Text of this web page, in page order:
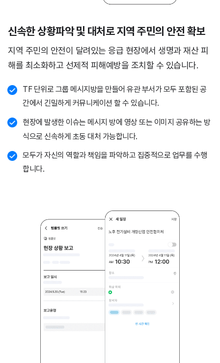
신속한 상황파악 및 대처로 지역 주민의 안전 확보
지역 주민의 안전이 달려있는 응급 현장에서 생명과 재산 피
해를 최소화하고 선제적 피해예방을 조치할 수 있습니다.
TF 단위로 그룹 메시지방을 만들어 유관 부서가 모두 포함된 공
간에서 긴밀하게 커뮤니케이션 할 수 있습니다.
현장에 발생한 이슈는 메시지 방에 영상 또는 이미지 공유하는 방
식으로 신속하게 초동 대처 가능합니다.
모두가 자신의 역할과 책임을 파악하고 집중적으로 업무를 수행
합니다.